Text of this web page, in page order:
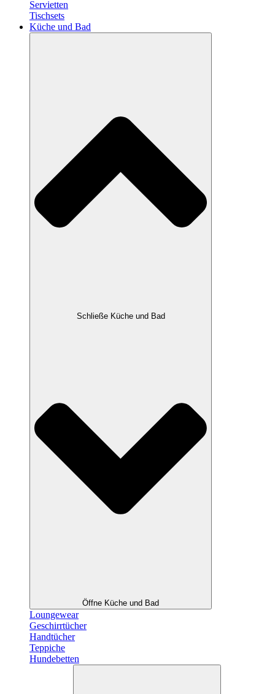
Servietten
Tischsets
Küche und Bad
Schließe Küche und Bad
Öffne Küche und Bad
Loungewear
Geschirrtücher
Handtücher
Teppiche
Hundebetten